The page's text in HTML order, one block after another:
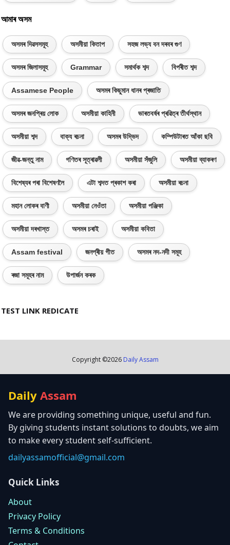
আমাৰ অসম
অসমৰ দিৱসসমূহ অসমীয়া কিতাপ সহজ লভ্য বন দৰবৰ গুণ
অসমৰ জিলাসমূহ Grammar সমাৰ্থক শব্দ বিপৰীত শব্দ
Assamese People অসমৰ কিছুমান ধানৰ প্ৰজাতি
অসমৰ জনপ্ৰিয় লোক অসমীয়া কাহিনী ভাৰতবৰ্ষৰ প্ৰৱিত্ৰ তীৰ্থস্থান
অসমীয়া শব্দ বাক্য ৰচনা অসমৰ উদ্ভিদ কম্পিউটাৰত আঁকা ছবি
জীৱ-জন্তু নাম গণিতৰ সূত্ৰাৱলী অসমীয়া সঁজুলি অসমীয়া ব্যাকৰণ
বিশেষ্যৰ পৰা বিশেষণলৈ এটা শব্দত প্ৰকাশ কৰা অসমীয়া ৰচনা
মহান লোকৰ বাণী অসমীয়া নেওঁতা অসমীয়া পঞ্জিকা
অসমীয়া দৰখাস্ত অসমৰ চৰাই অসমীয়া কবিতা
Assam festival জনপ্ৰীয় গীত অসমৰ নদ-নদী সমূহ
ৰজা সমূহৰ নাম উপাৰ্জন কৰক
TEST LINK REDICATE
Copyright ©2026 Daily Assam
Daily Assam
We are providing something unique, useful and fun.
By giving students instant solutions to doubts, we aim
to make every student self-sufficient.
dailyassamofficial@gmail.com
Quick Links
About
Privacy Policy
Terms & Conditions